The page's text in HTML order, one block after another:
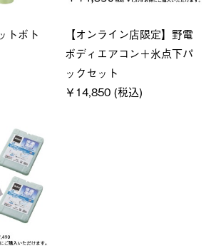
トボト
【オンライン店限定】野電
ボディエアコン＋氷点下パ
ックセット
￥14,850 (税込)